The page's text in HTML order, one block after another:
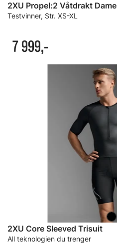
2XU Propel:2 Våtdrakt Dame
Testvinner, Str. XS-XL
7 999,-
2XU Core Sleeved Trisuit
All teknologien du trenger